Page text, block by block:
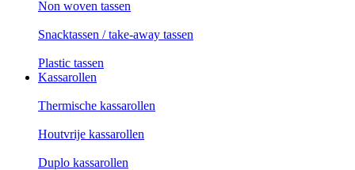
Non woven tassen
Snacktassen / take-away tassen
Plastic tassen
Kassarollen
Thermische kassarollen
Houtvrije kassarollen
Duplo kassarollen